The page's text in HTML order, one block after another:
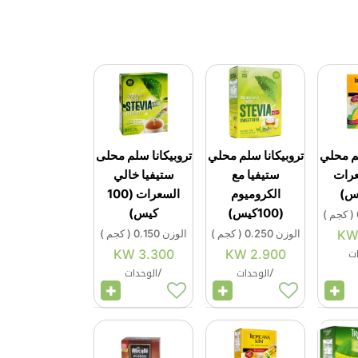
محلي
(كجم )
تروبيكانا سلم محلي
ستيفيا مع
الكروميوم
(100كيس)
الوزن0.250
(كجم )
2.900
/الوحدات
تروبيكانا سلم محلى
ستيفيا خالي
السعرات (100
كيس)
الوزن 0.150
(كجم )
3.300
/الوحدات